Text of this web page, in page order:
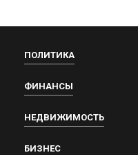
ПОЛИТИКА
ФИНАНСЫ
НЕДВИЖИМОСТЬ
БИЗНЕС